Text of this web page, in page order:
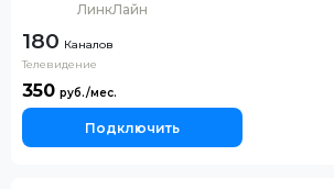
ЛинкЛайн
180 Каналов
Телевидение
350
Подключить